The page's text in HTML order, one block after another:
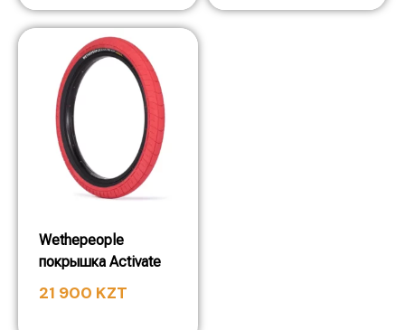
Wethepeople
покрышка Activate
21 900 KZT